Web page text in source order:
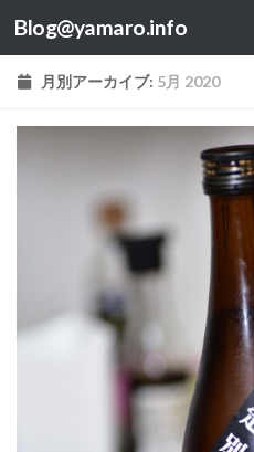
コンテンツへスキップ
Blog@yamaro.info
月別アーカイブ: 5月 2020